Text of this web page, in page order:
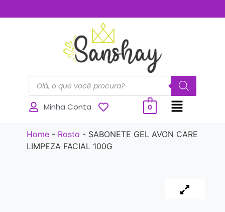
Minha Conta 0
Home- Rosto - SABONETE GEL AVON CARE
LIMPEZA FACIAL 100G